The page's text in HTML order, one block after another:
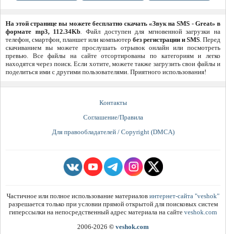
На этой странице вы можете бесплатно скачать «Звук на SMS - Great» в
формате mp3, 112.34Kb. Файл доступен для мгновенной загрузки на
телефон, смартфон, планшет или компьютер без регистрации и SMS. Перед
скачиванием вы можете прослушать отрывок онлайн или посмотреть
превью. Все файлы на сайте отсортированы по категориям и легко
находятся через поиск. Если хотите, можете также загрузить свои файлы и
поделиться ими с другими пользователями. Приятного использования!
Контакты
Соглашение/Правила
Для правообладателей / Copyright (DMCA)
Частичное или полное использование материалов интернет-сайта "veshok"
разрешается только при условии прямой открытой для поисковых систем
гиперссылки на непосредственный адрес материала на сайте veshok.com
2006-2026 © veshok.com